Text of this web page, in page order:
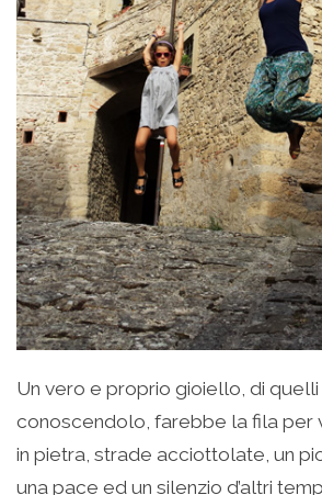
Un vero e proprio gioiello, di
conoscendolo, farebbe la fila per
in pietra, strade acciottolate, un
una pace ed un silenzio d’altri